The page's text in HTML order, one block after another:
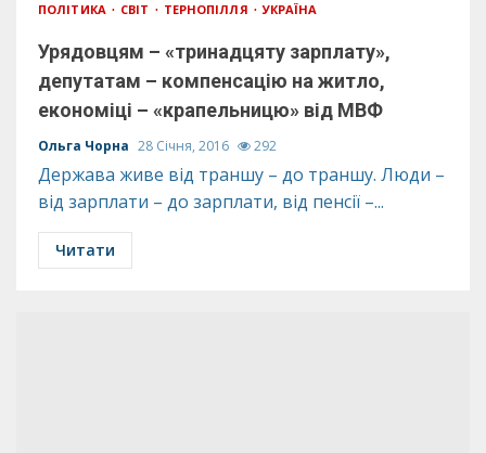
ПОЛІТИКА
СВІТ ТЕРНОПІЛЛЯ УКРАЇНА
Урядовцям – «тринадцяту зарплату»,
депутатам – компенсацію на житло,
економіці – «крапельницю» від МВФ
Ольга Чорна 28 Січня, 2016 292
Держава живе від траншу – до траншу. Люди –
від зарплати – до зарплати, від пенсії –...
Читати